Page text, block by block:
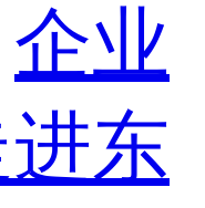
企业
东